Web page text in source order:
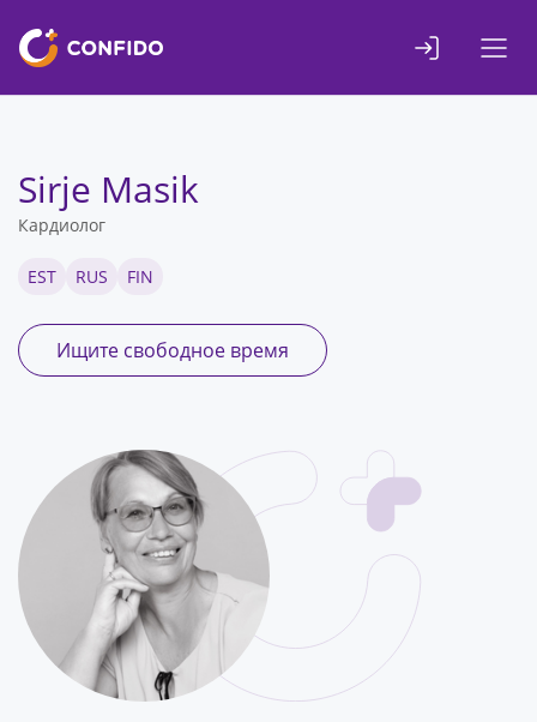
sisuni
Sirje Masik
Кардиолог
EST RUS FIN
Ищите свободное время